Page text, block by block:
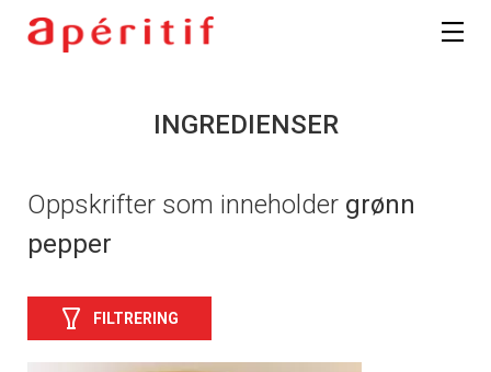
INGREDIENSER
Oppskrifter som inneholder grønn
pepper
FILTRERING